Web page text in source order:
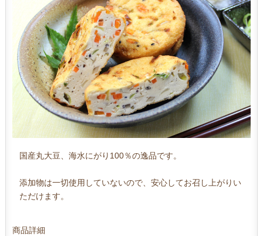
国産丸大豆、海水にがり100％の逸品です。
添加物は一切使用していないので、安心してお召し上がりい
ただけます。
商品詳細